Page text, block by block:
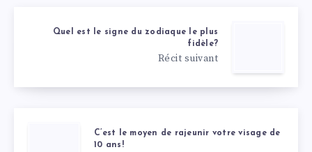
Quel est le signe du zodiaque le plus
fidèle?
Récit suivant
C’est le moyen de rajeunir votre visage de
10 ans!